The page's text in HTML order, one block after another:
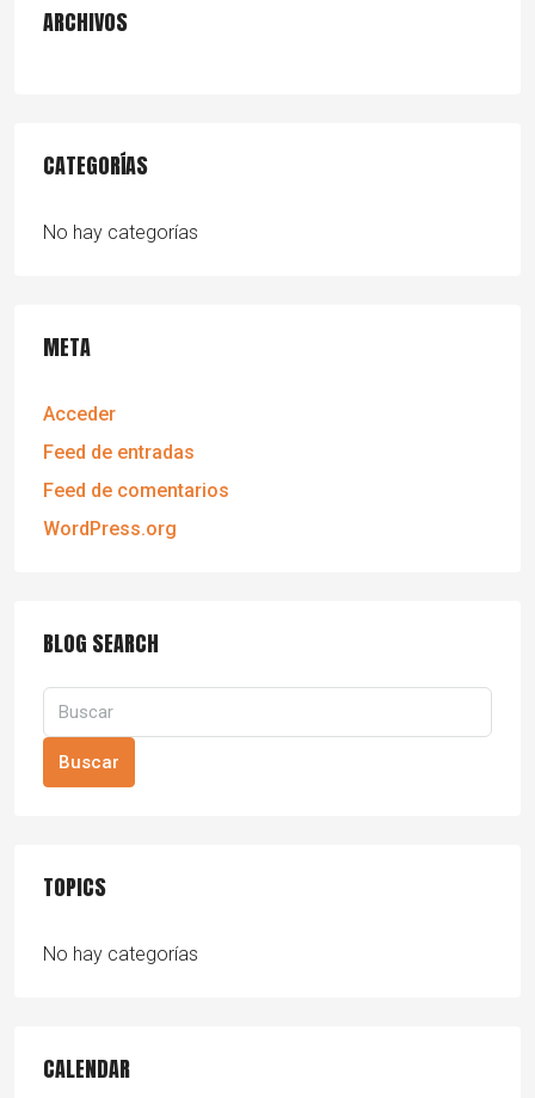
ARCHIVOS
CATEGORÍAS
No hay categorías
META
Acceder
Feed de entradas
Feed de comentarios
WordPress.org
BLOG SEARCH
Buscar
TOPICS
No hay categorías
CALENDAR